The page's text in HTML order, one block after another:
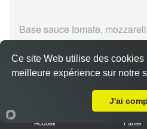
Base sauce tomate,
poivrons, olives
Pizza napolitaine méga
Accueil Panier
Ce site Web utilise des cookies
meilleure expérience sur notre
J'ai